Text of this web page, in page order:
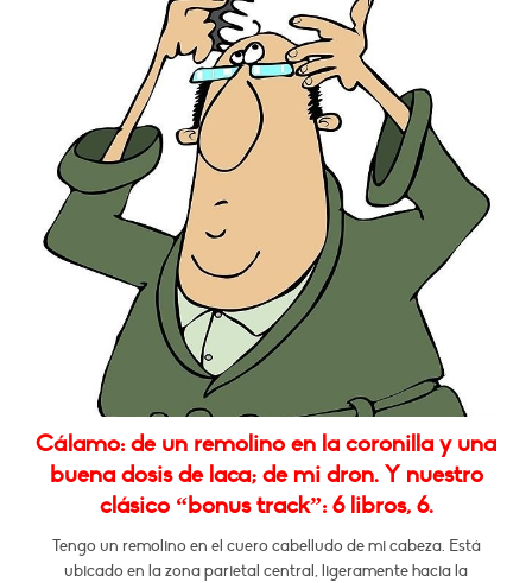
Cálamo: de un remolino en la coronilla y una
buena dosis de laca; de mi dron. Y nuestro
clásico “bonus track”: 6 libros, 6.
Tengo un remolino en el cuero cabelludo de mi cabeza. Está
ubicado en la zona parietal central, ligeramente hacia la